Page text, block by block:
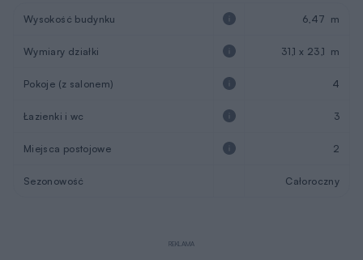
Wysokość budynku 6,47 m
Wymiary działki 31,1 x 23,1 m
Pokoje (z salonem) 4
Łazienki i wc 3
Miejsca postojowe 2
Sezonowość Całoroczny
REKLAMA